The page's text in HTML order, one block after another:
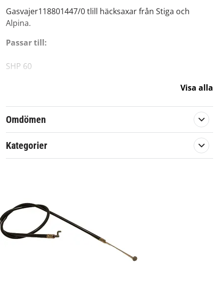
Gasvajer118801447/0 tlill häcksaxar från Stiga och
Alpina.
Passar till:
SHP 60
Originalreservdel från Stiga.
Artikelnummer:
570609
Passar märke:
Visa alla
Omdömen
Kategorier